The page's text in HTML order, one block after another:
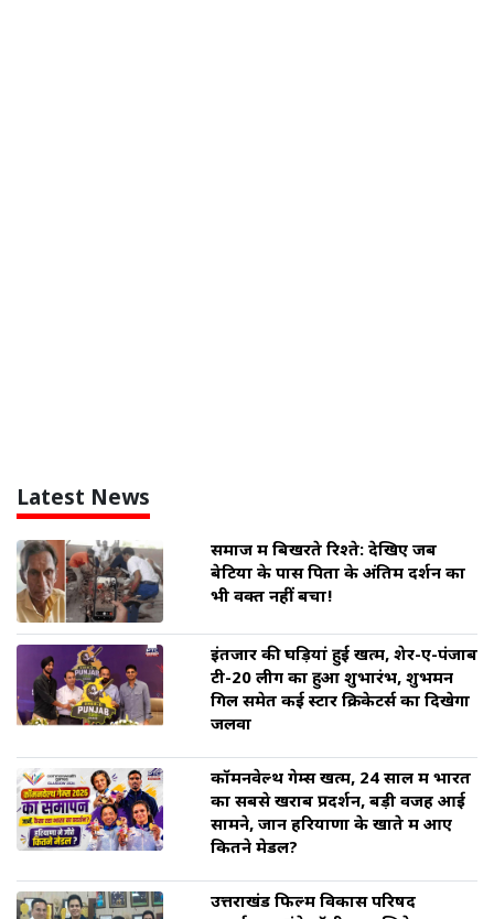
Latest News
समाज में बिखरते रिश्ते: देखिए जब
बेटियों के पास पिता के अंतिम दर्शन का
भी वक्त नहीं बचा!
इंतजार की घड़ियां हुई खत्म, शेर-ए-पंजाब
टी-20 लीग का हुआ शुभारंभ, शुभमन
गिल समेत कई स्टार क्रिकेटर्स का दिखेगा
जलवा
कॉमनवेल्थ गेम्स खत्म, 24 साल में भारत
का सबसे खराब प्रदर्शन, बड़ी वजह आई
सामने, जानें हरियाणा के खाते में आए
कितने मेडल?
उत्तराखंड फिल्म विकास परिषद